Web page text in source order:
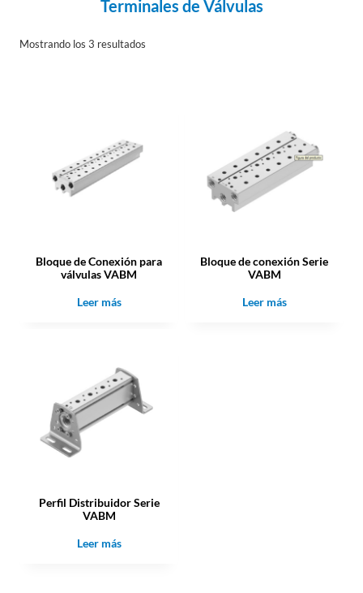
Terminales de Válvulas
Mostrando los 3 resultados
Bloque de Conexión para
válvulas VABM
Leer más
Bloque de conexión Serie
VABM
Leer más
Perfil Distribuidor Serie
VABM
Leer más